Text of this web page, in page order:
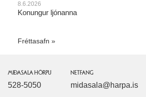
8.6.2026
Konungur ljónanna
Fréttasafn
MIÐASALA HÖRPU
528-5050
NETFANG
midasala@harpa.is